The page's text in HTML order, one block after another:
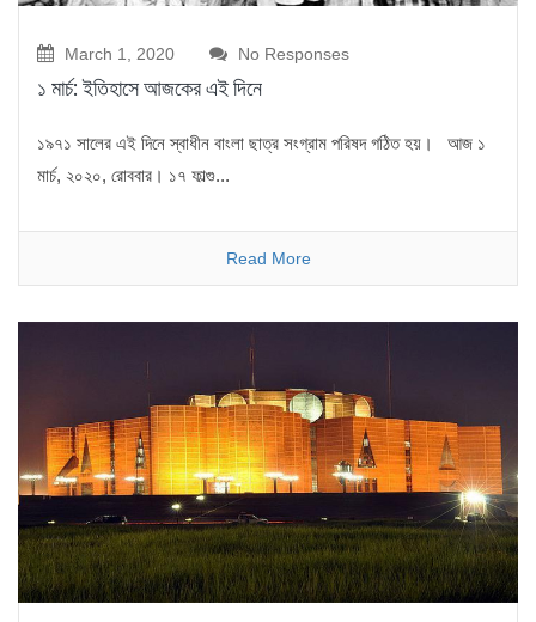
March 1, 2020 No Responses
১ মার্চ: ইতিহাসে আজকের এই দিনে
১৯৭১ সালের এই দিনে স্বাধীন বাংলা ছাত্র সংগ্রাম পরিষদ গঠিত হয়। আজ ১
মার্চ, ২০২০, রোববার। ১৭ ফাল্গু...
Read More